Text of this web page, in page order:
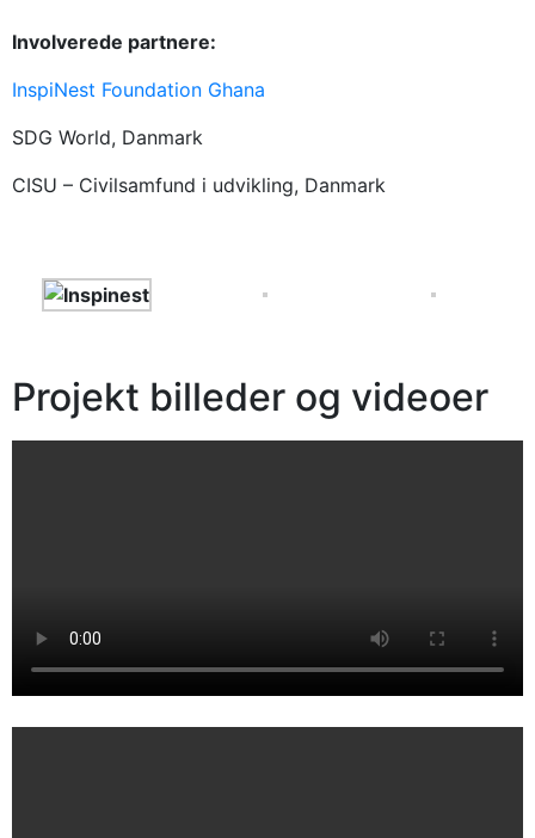
Involverede partnere:
InspiNest Foundation Ghana
SDG World, Danmark
CISU – Civilsamfund i udvikling, Danmark
Projekt billeder og videoer